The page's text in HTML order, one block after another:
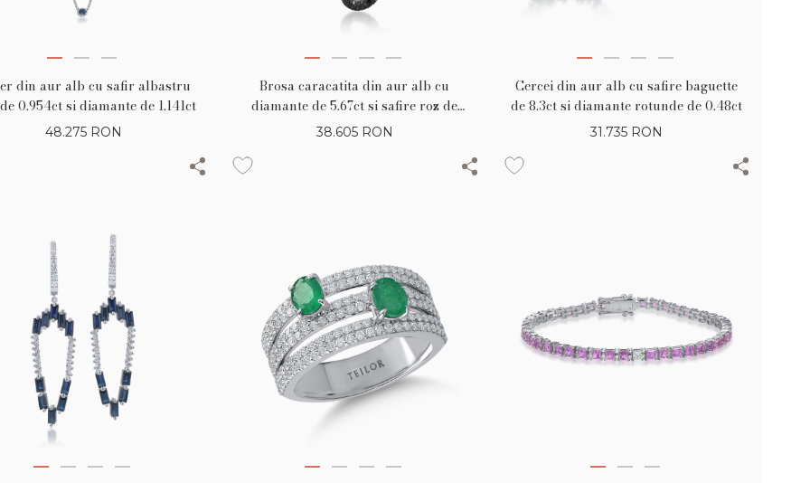
din aur alb cu safir albastru
0.954ct si diamante de 1.141ct
48.275 RON
Brosa caracatita din aur alb cu
diamante de 5.67ct si safire roz de
0.06ct
38.605 RON
Cercei din aur alb cu safire baguette
de 8.3ct si diamante rotunde de 0.48ct
31.735 RON